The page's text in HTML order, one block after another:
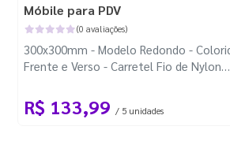
Móbile para PDV
(0 avaliações)
300x300mm - Modelo Redondo -
Frente e Verso - Carretel Fio de Nylon
R$ 133,99 / 5 unidades